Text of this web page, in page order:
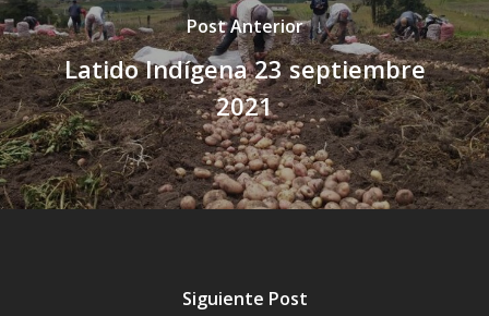
Post Anterior
Latido Indígena 23 septiembre
2021
Siguiente Post